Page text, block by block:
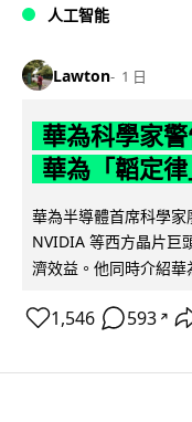
人工智能
Lawton 1 日
華為科學家
華為「韜定
華為半導體首席科學
NVIDIA 等西方晶片巨
濟效益。他同時介紹華
1,546 593 ↗